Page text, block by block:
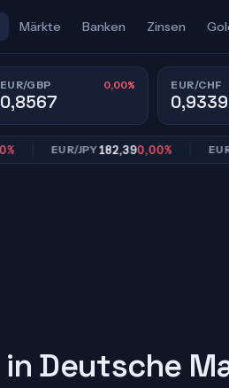
Märkte Banken Zinsen
EUR/GBP 0,00%
0,8567
EUR/CHF
0,9339
EUR/JPY182,390,00% EUR/TL
Deutsche